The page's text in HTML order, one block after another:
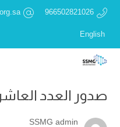
966502821026
English
صدور العدد
SSMG admin